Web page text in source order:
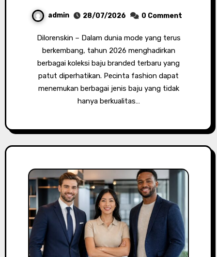
admin 28/07/2026 0 Comment
Dilorenskin – Dalam dunia mode yang terus
berkembang, tahun 2026 menghadirkan
berbagai koleksi baju branded terbaru yang
patut diperhatikan. Pecinta fashion dapat
menemukan berbagai jenis baju yang tidak
hanya berkualitas…